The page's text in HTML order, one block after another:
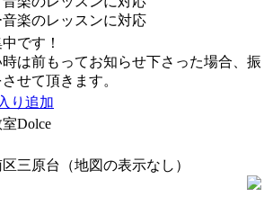
です！
は前もってお知らせ下さった場合、振
せて頂きます。
り追加
Dolce
三原台（地図の表示なし）